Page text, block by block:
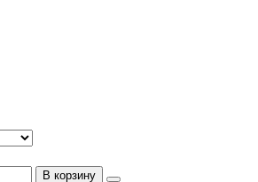
В корзину